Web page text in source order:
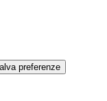
preferenze